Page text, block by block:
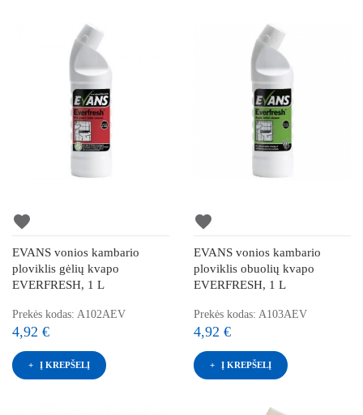
favorite
EVANS vonios kambario
ploviklis gėlių kvapo
EVERFRESH, 1 L
Prekės kodas: A102AEV
4,92 €
Į KREPŠELĮ
favorite
EVANS vonios kambario
ploviklis obuolių kvapo
EVERFRESH, 1 L
Prekės kodas: A103AEV
4,92 €
Į KREPŠELĮ